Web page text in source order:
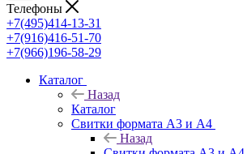
Телефоны
+7(495)414-13-31
+7(916)416-51-70
+7(966)196-58-29
Каталог
Назад
Каталог
Свитки формата А3 и А4
Назад